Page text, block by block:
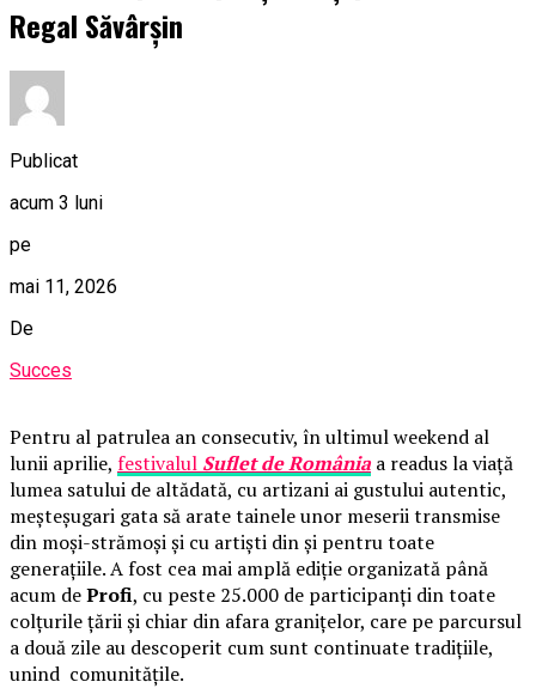
Regal Săvârșin
Publicat
acum 3 luni
pe
mai 11, 2026
De
Succes
Pentru al patrulea an consecutiv, în ultimul weekend al
lunii aprilie, festivalul Suflet de România a readus la viață
lumea satului de altădată, cu artizani ai gustului autentic,
meșteșugari gata să arate tainele unor meserii transmise
din moși-strămoși și cu artiști din și pentru toate
generațiile. A fost cea mai amplă ediție organizată până
acum deProfi, cu peste 25.000 de participanți din toate
colțurile țării și chiar din afara granițelor, care pe parcursul
a două zile au descoperit cum sunt continuate tradițiile,
unind comunitățile.